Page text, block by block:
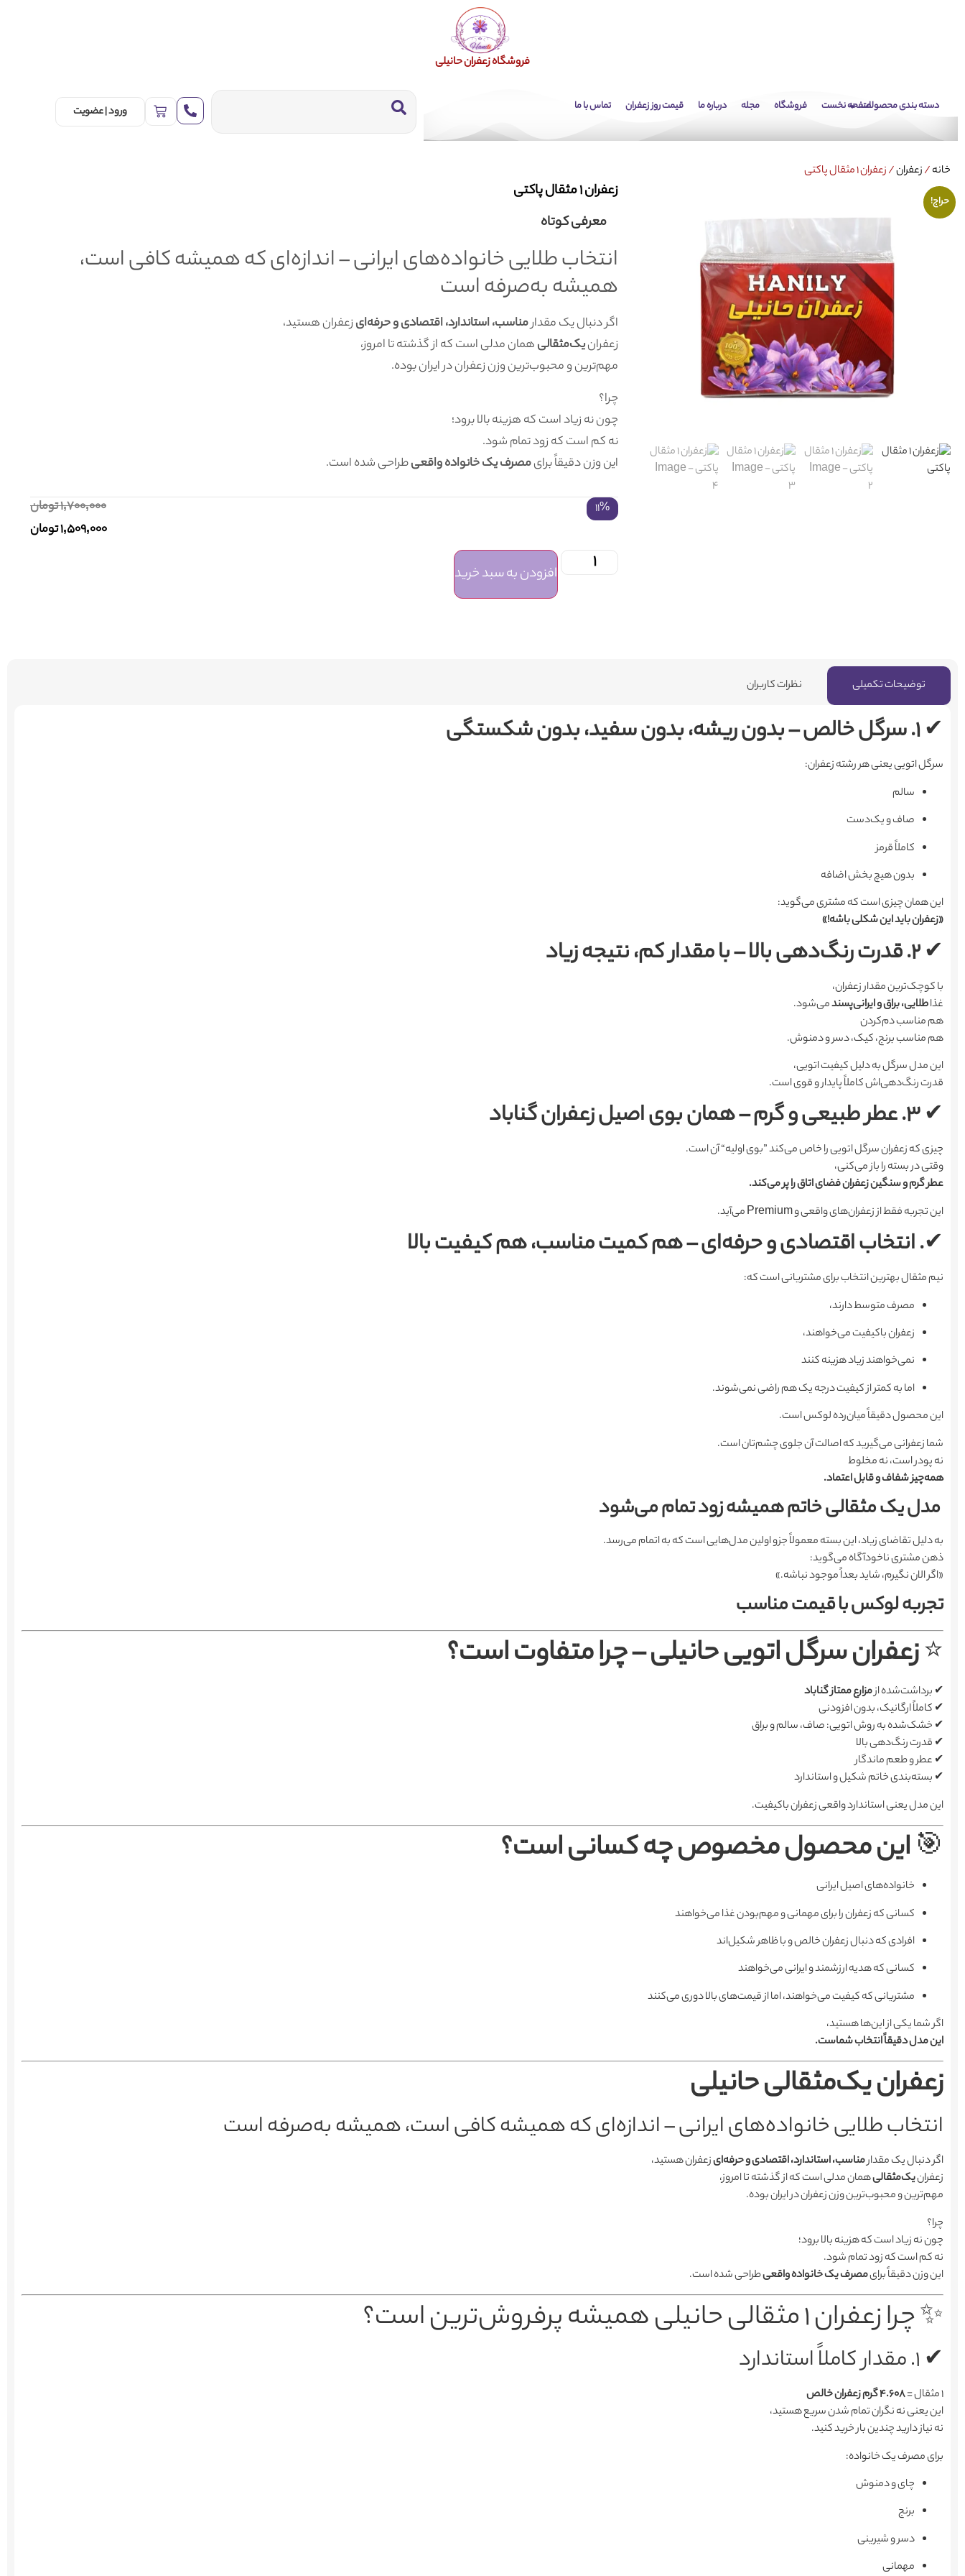
فروشگاه زعفران حانیلی
دسته بندی محصولاتصفحه نخست فروشگاه مجله درباره ما قیمت روز زعفران تماس با ما ورود | عضویت
خانه/زعفران/ زعفران 1 مثقال پاکتی
حراج!
زعفران 1 مثقال پاکتی
معرفی کوتاه
انتخاب طلایی خانواده‌های ایرانی – اندازه‌ای که همیشه کافی است،
همیشه به‌صرفه است
اگر دنبال یک مقدارمناسب، استاندارد، اقتصادی و حرفه‌ایزعفران هستید،
زعفرانیک‌مثقالیهمان مدلی است که از گذشته تا امروز،
مهم‌ترین و محبوب‌ترین وزن زعفران در ایران بوده.
چرا؟
چون نه زیاد است که هزینه بالا برود؛
نه کم است که زود تمام شود.
این وزن دقیقاً برایمصرف یک خانواده واقعیطراحی شده است.
11%
1,700,000تومان
1,509,000تومان
افزودن به سبد خرید
توضیحات تکمیلی نظرات کاربران
✔۱. سرگل خالص – بدون ریشه، بدون سفید، بدون شکستگی
سرگل اتویی یعنی هر رشته زعفران:
سالم
صاف و یک‌دست
کاملاً قرمز
بدون هیچ بخش اضافه
این همان چیزی است که مشتری می‌گوید:
«زعفران باید این شکلی باشه!»
✔۲. قدرت رنگ‌دهی بالا – با مقدار کم، نتیجه زیاد
با کوچک‌ترین مقدار زعفران،
غذاطلایی، براق و ایرانی‌پسندمی‌شود.
هم مناسب دم‌کردن
هم مناسب برنج، کیک، دسر و دمنوش.
این مدل سرگل به دلیل کیفیت اتویی،
قدرت رنگ‌دهی‌اش کاملاً پایدار و قوی است.
✔۳. عطر طبیعی و گرم – همان بوی اصیل زعفران گناباد
چیزی که زعفران سرگل اتویی را خاص می‌کند ”بوی اولیه“ آن است.
وقتی در بسته را باز می‌کنی،
عطر گرم و سنگین زعفران فضای اتاق را پر می‌کند.
این تجربه فقط از زعفران‌های واقعی و Premium می‌آید.
✔. انتخاب اقتصادی و حرفه‌ای – هم کمیت مناسب، هم کیفیت بالا
نیم مثقال بهترین انتخاب برای مشتریانی است که:
مصرف متوسط دارند،
زعفران باکیفیت می‌خواهند،
نمی‌خواهند زیاد هزینه کنند
اما به کمتر از کیفیت درجه یک هم راضی نمی‌شوند.
این محصول دقیقاً میان‌رده لوکس است.
شما زعفرانی می‌گیرید که اصالت آن جلوی چشم‌تان است.
نه پودر است، نه مخلوط
همه‌چیز شفاف و قابل اعتماد.
مدل یک مثقالی خاتم همیشه زود تمام می‌شود
به دلیل تقاضای زیاد، این بسته معمولاً جزو اولین مدل‌هایی است که به اتمام می‌رسد.
ذهن مشتری ناخودآگاه می‌گوید:
«اگر الان نگیرم، شاید بعداً موجود نباشه.»
تجربه لوکس با قیمت مناسب
⭐زعفران سرگل اتویی حانیلی – چرا متفاوت است؟
✔ برداشت‌شده ازمزارع ممتاز گناباد
✔ کاملاً ارگانیک، بدون افزودنی
✔ خشک‌شده به روش اتویی: صاف، سالم و براق
✔ قدرت رنگ‌دهی بالا
✔ عطر و طعم ماندگار
✔ بسته‌بندی خاتم شکیل و استاندارد
این مدل یعنی استاندارد واقعی زعفران باکیفیت.
🎯 این محصول مخصوص چه کسانی است؟
خانواده‌های اصیل ایرانی
کسانی که زعفران را برای مهمانی و مهم‌بودن غذا می‌خواهند
افرادی که دنبال زعفران خالص و با ظاهر شکیل‌اند
کسانی که هدیه ارزشمند و ایرانی می‌خواهند
مشتریانی که کیفیت می‌خواهند، اما از قیمت‌های بالا دوری می‌کنند
اگر شما یکی از این‌ها هستید،
این مدل دقیقاً انتخاب شماست.
زعفران یک‌مثقالی حانیلی
انتخاب طلایی خانواده‌های ایرانی – اندازه‌ای که همیشه کافی است، همیشه به‌صرفه است
اگر دنبال یک مقدارمناسب، استاندارد، اقتصادی و حرفه‌ایزعفران هستید،
زعفرانیک‌مثقالیهمان مدلی است که از گذشته تا امروز،
مهم‌ترین و محبوب‌ترین وزن زعفران در ایران بوده.
چرا؟
چون نه زیاد است که هزینه بالا برود؛
نه کم است که زود تمام شود.
این وزن دقیقاً برایمصرف یک خانواده واقعیطراحی شده است.
✨ چرا زعفران ۱ مثقالی حانیلی همیشه پرفروش‌ترین است؟
✔ ۱. مقدار کاملاً استاندارد
۱ مثقال =
۴.۶۰۸ گرم زعفران خالص
این یعنی نه نگران تمام شدن سریع هستید،
نه نیاز دارید چندین بار خرید کنید.
برای مصرف یک خانواده:
چای و دمنوش
برنج
دسر و شیرینی
مهمانی